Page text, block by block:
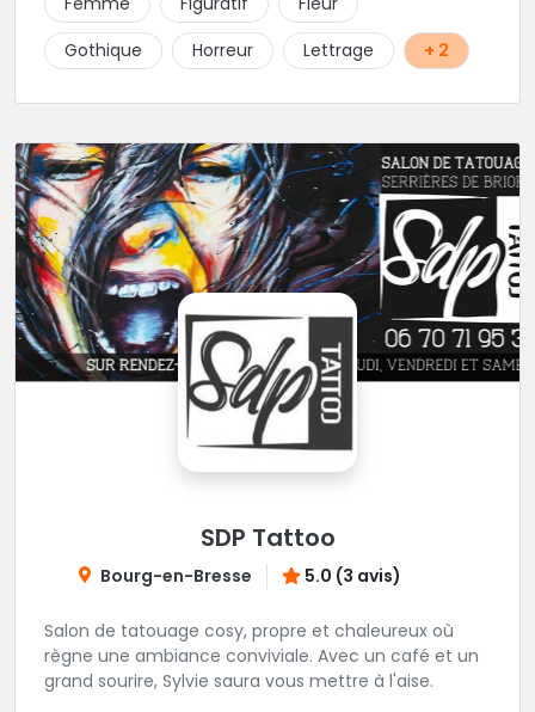
Gothique
Horreur Lettrage + 2
SDP Tattoo
Bourg-en-Bresse 5.0 (3 avis)
Salon de tatouage cosy, propre et chaleureux où
règne une ambiance conviviale. Avec un café et un
grand sourire, Sylvie saura vous mettre à l'aise.